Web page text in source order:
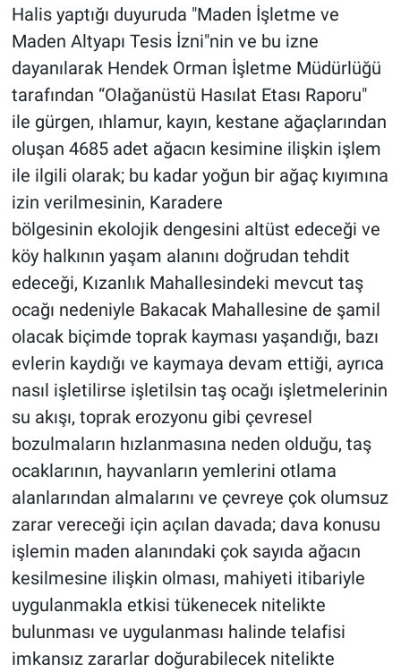
Halis yaptığı duyuruda "Maden İşletme ve
Maden Altyapı Tesis İzni"nin ve bu izne
dayanılarak Hendek Orman İşletme Müdürlüğü
tarafından “Olağanüstü Hasılat Etası Raporu"
ile gürgen, ıhlamur, kayın, kestane ağaçlarından
oluşan 4685 adet ağacın kesimine ilişkin işlem
ile ilgili olarak; bu kadar yoğun bir ağaç kıyımına
izin verilmesinin, Karadere
bölgesinin ekolojik dengesini altüst edeceği ve
köy halkının yaşam alanını doğrudan tehdit
edeceği, Kızanlık Mahallesindeki mevcut taş
ocağı nedeniyle Bakacak Mahallesine de şamil
olacak biçimde toprak kayması yaşandığı, bazı
evlerin kaydığı ve kaymaya devam ettiği, ayrıca
nasıl işletilirse işletilsin taş ocağı işletmelerinin
su akışı, toprak erozyonu gibi çevresel
bozulmaların hızlanmasına neden olduğu, taş
ocaklarının, hayvanların yemlerini otlama
alanlarından almalarını ve çevreye çok olumsuz
zarar vereceği için açılan davada; dava konusu
işlemin maden alanındaki çok sayıda ağacın
kesilmesine ilişkin olması, mahiyeti itibariyle
uygulanmakla etkisi tükenecek nitelikte
bulunması ve uygulanması halinde telafisi
imkansız zararlar doğurabilecek nitelikte